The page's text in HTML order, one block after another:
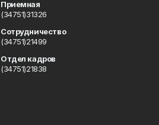
Приемная
(34751)31326
Сотрудничество
(34751)21499
Отдел кадров
(34751)21838